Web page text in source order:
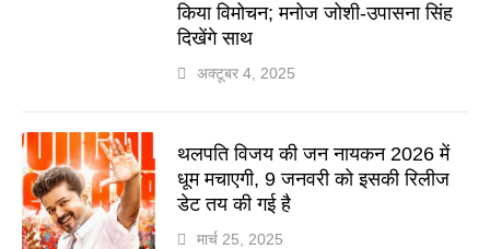
किया विमोचन; मनोज जोशी-उपासना सिंह
दिखेंगे साथ
अक्टूबर 4, 2025
थलपति विजय की जन नायकन 2026 में
धूम मचाएगी, 9 जनवरी को इसकी रिलीज
डेट तय की गई है
मार्च 25, 2025